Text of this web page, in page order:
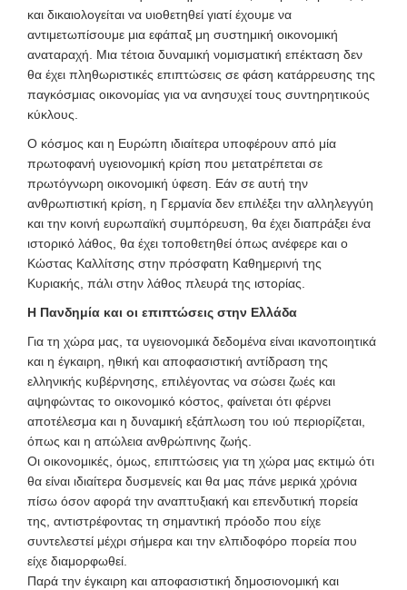
και δικαιολογείται να υιοθετηθεί γιατί έχουμε να
αντιμετωπίσουμε μια εφάπαξ μη συστημική οικονομική
αναταραχή. Μια τέτοια δυναμική νομισματική επέκταση δεν
θα έχει πληθωριστικές επιπτώσεις σε φάση κατάρρευσης της
παγκόσμιας οικονομίας για να ανησυχεί τους συντηρητικούς
κύκλους.
Ο κόσμος και η Ευρώπη ιδιαίτερα υποφέρουν από μία
πρωτοφανή υγειονομική κρίση που μετατρέπεται σε
πρωτόγνωρη οικονομική ύφεση. Εάν σε αυτή την
ανθρωπιστική κρίση, η Γερμανία δεν επιλέξει την αλληλεγγύη
και την κοινή ευρωπαϊκή συμπόρευση, θα έχει διαπράξει ένα
ιστορικό λάθος, θα έχει τοποθετηθεί όπως ανέφερε και ο
Κώστας Καλλίτσης στην πρόσφατη Καθημερινή της
Κυριακής, πάλι στην λάθος πλευρά της ιστορίας.
Η Πανδημία και οι επιπτώσεις στην Ελλάδα
Για τη χώρα μας, τα υγειονομικά δεδομένα είναι ικανοποιητικά
και η έγκαιρη, ηθική και αποφασιστική αντίδραση της
ελληνικής κυβέρνησης, επιλέγοντας να σώσει ζωές και
αψηφώντας το οικονομικό κόστος, φαίνεται ότι φέρνει
αποτέλεσμα και η δυναμική εξάπλωση του ιού περιορίζεται,
όπως και η απώλεια ανθρώπινης ζωής.
Οι οικονομικές, όμως, επιπτώσεις για τη χώρα μας εκτιμώ ότι
θα είναι ιδιαίτερα δυσμενείς και θα μας πάνε μερικά χρόνια
πίσω όσον αφορά την αναπτυξιακή και επενδυτική πορεία
της, αντιστρέφοντας τη σημαντική πρόοδο που είχε
συντελεστεί μέχρι σήμερα και την ελπιδοφόρο πορεία που
είχε διαμορφωθεί.
Παρά την έγκαιρη και αποφασιστική δημοσιονομική και